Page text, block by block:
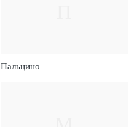
Пальцино